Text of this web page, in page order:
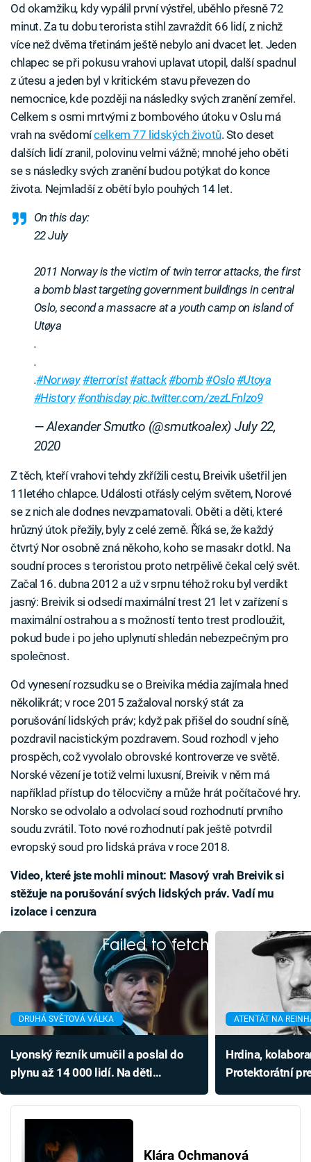
Od okamžiku, kdy vypálil první výstřel, uběhlo přesně 72
minut. Za tu dobu terorista stihl zavraždit 66 lidí, z nichž
více než dvěma třetinám ještě nebylo ani dvacet let. Jeden
chlapec se při pokusu vrahovi uplavat utopil, další spadnul
z útesu a jeden byl v kritickém stavu převezen do
nemocnice, kde později na následky svých zranění zemřel.
Celkem s osmi mrtvými z bombového útoku v Oslu má
vrah na svědomícelkem 77 lidských životů. Sto deset
dalších lidí zranil, polovinu velmi vážně; mnohé jeho oběti
se s následky svých zranění budou potýkat do konce
života. Nejmladší z obětí bylo pouhých 14 let.
On this day:
22 July
2011 Norway is the victim of twin terror attacks, the first
a bomb blast targeting government buildings in central
Oslo, second a massacre at a youth camp on island of
Utøya
.
.
.#Norway#terrorist#attack#bomb#Oslo#Utoya
#History#onthisdaypic.twitter.com/zezLFnlzo9
— Alexander Smutko (@smutkoalex)July 22,
2020
Z těch, kteří vrahovi tehdy zkřížili cestu, Breivik ušetřil jen
11letého chlapce. Události otřásly celým světem, Norové
se z nich ale dodnes nevzpamatovali. Oběti a děti, které
hrůzný útok přežily, byly z celé země. Říká se, že každý
čtvrtý Nor osobně zná někoho, koho se masakr dotkl. Na
soudní proces s teroristou proto netrpělivě čekal celý svět.
Začal 16. dubna 2012 a už v srpnu téhož roku byl verdikt
jasný: Breivik si odsedí maximální trest 21 let v zařízení s
maximální ostrahou a s možností tento trest prodloužit,
pokud bude i po jeho uplynutí shledán nebezpečným pro
společnost.
Od vynesení rozsudku se o Breivika média zajímala hned
několikrát; v roce 2015 zažaloval norský stát za
porušování lidských práv; když pak přišel do soudní síně,
pozdravil nacistickým pozdravem. Soud rozhodl v jeho
prospěch, což vyvolalo obrovské kontroverze ve světě.
Norské vězení je totiž velmi luxusní, Breivik v něm má
například přístup do tělocvičny a může hrát počítačové hry.
Norsko se odvolalo a odvolací soud rozhodnutí prvního
soudu zvrátil. Toto nové rozhodnutí pak ještě potvrdil
evropský soud pro lidská práva v roce 2018.
Video, které jste mohli minout: Masový vrah Breivik si
stěžuje na porušování svých lidských práv. Vadí mu
izolace i cenzura
Failed to fetch
DRUHÁ SVĚTOVÁ VÁLKA
Lyonský řezník umučil a poslal do
plynu až 14 000 lidí. Na děti
ATENTÁT NA
Hrdina,
Protektorátní
Klára Ochmanová